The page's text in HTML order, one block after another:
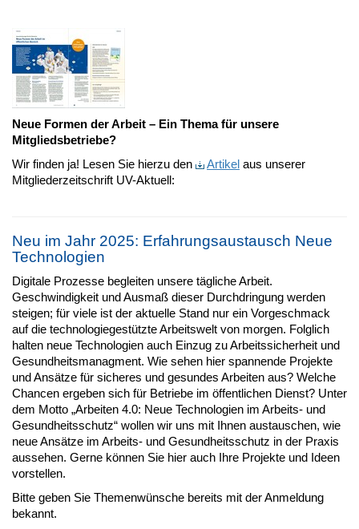
Neue Formen der Arbeit – Ein Thema für unsere
Mitgliedsbetriebe?
Wir finden ja! Lesen Sie hierzu den
Artikel aus unserer
Mitgliederzeitschrift UV-Aktuell:
Neu im Jahr 2025: Erfahrungsaustausch Neue
Technologien
Digitale Prozesse begleiten unsere tägliche Arbeit.
Geschwindigkeit und Ausmaß dieser Durchdringung werden
steigen; für viele ist der aktuelle Stand nur ein Vorgeschmack
auf die technologiegestützte Arbeitswelt von morgen. Folglich
halten neue Technologien auch Einzug zu Arbeitssicherheit und
Gesundheitsmanagment. Wie sehen hier spannende Projekte
und Ansätze für sicheres und gesundes Arbeiten aus? Welche
Chancen ergeben sich für Betriebe im öffentlichen Dienst? Unter
dem Motto „Arbeiten 4.0: Neue Technologien im Arbeits- und
Gesundheitsschutz“ wollen wir uns mit Ihnen austauschen, wie
neue Ansätze im Arbeits- und Gesundheitsschutz in der Praxis
aussehen. Gerne können Sie hier auch Ihre Projekte und Ideen
vorstellen.
Bitte geben Sie Themenwünsche bereits mit der Anmeldung
bekannt.